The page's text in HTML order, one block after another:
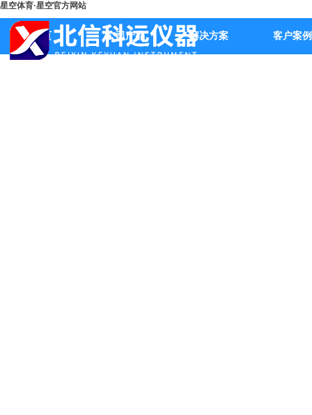
星空体育·星空官方网站
首页 公司产品 解决方案 客户案例